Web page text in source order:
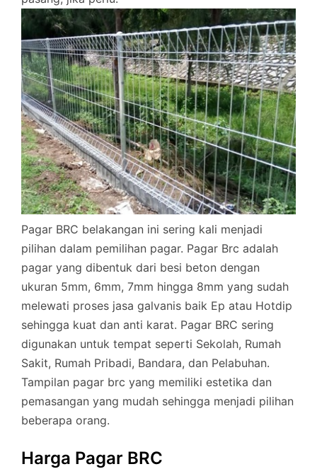
Pagar BRC belakangan ini sering kali menjadi
pilihan dalam pemilihan pagar. Pagar Brc adalah
pagar yang dibentuk dari besi beton dengan
ukuran 5mm, 6mm, 7mm hingga 8mm yang sudah
melewati proses jasa galvanis baik Ep atau Hotdip
sehingga kuat dan anti karat. Pagar BRC sering
digunakan untuk tempat seperti Sekolah, Rumah
Sakit, Rumah Pribadi, Bandara, dan Pelabuhan.
Tampilan pagar brc yang memiliki estetika dan
pemasangan yang mudah sehingga menjadi pilihan
beberapa orang.
Harga Pagar BRC